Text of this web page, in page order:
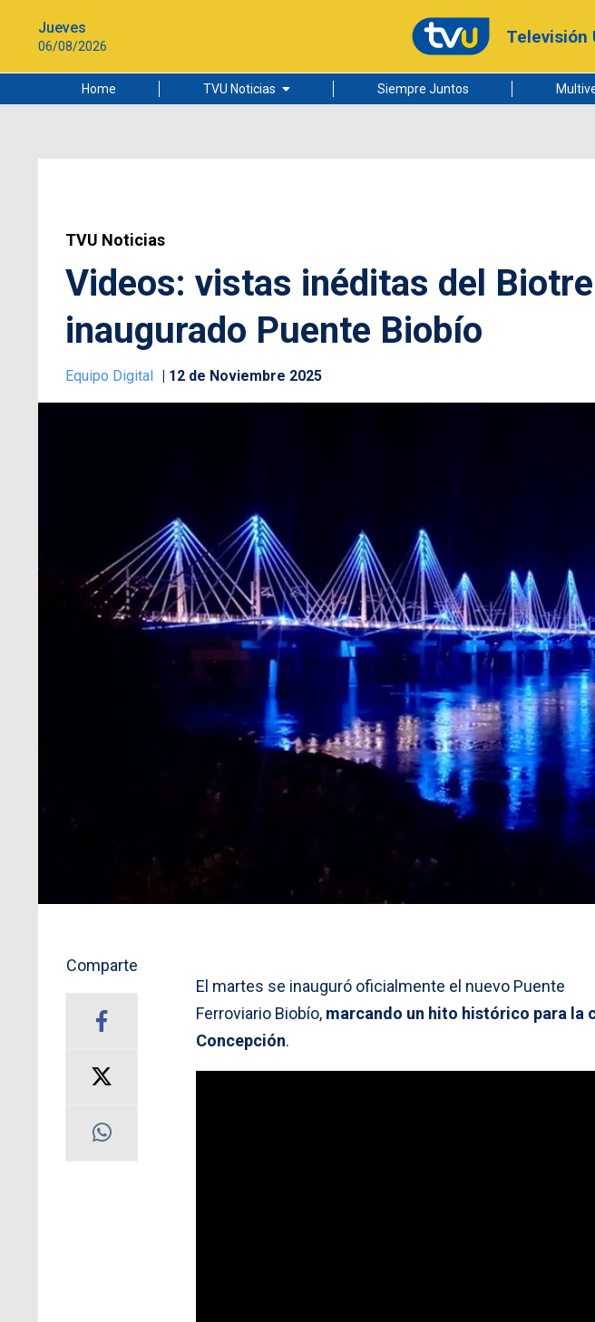
Jueves
06/08/2026 Televisión
Home TVU Noticias
Ciudad
Siempre Juntos
TVU Noticias
Videos: vistas inéditas del
inaugurado Puente Biobío
Equipo Digital 12 de Noviembre 2025
Comparte
El martes se inauguró oficialmente el nuevo Puente
Ferroviario Biobío, marcando un hito histórico para la
Concepción.